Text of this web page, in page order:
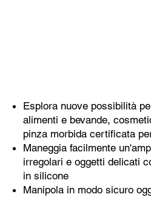
Esplora nuove possibilità
alimenti e bevande,
pinza morbida certificata
Maneggia facilmente
irregolari e oggetti delicati
in silicone
Manipola in modo sicuro